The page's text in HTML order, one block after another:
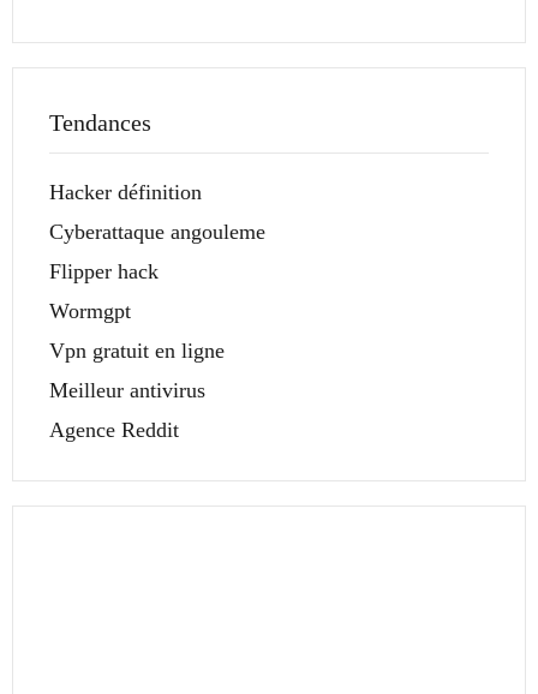
Tendances
Hacker définition
Cyberattaque angouleme
Flipper hack
Wormgpt
Vpn gratuit en ligne
Meilleur antivirus
Agence Reddit